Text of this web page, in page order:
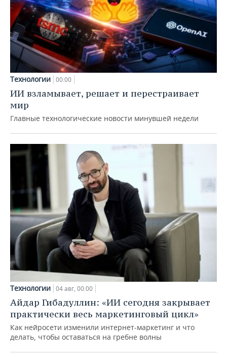
Технологии 00:00
ИИ взламывает, решает и перестраивает
мир
Главные технологические новости минувшей недели
Технологии 04 авг, 00:00
Айдар Гибадуллин: «ИИ сегодня закрывает
практически весь маркетинговый цикл»
Как нейросети изменили интернет-маркетинг и что
делать, чтобы оставаться на гребне волны